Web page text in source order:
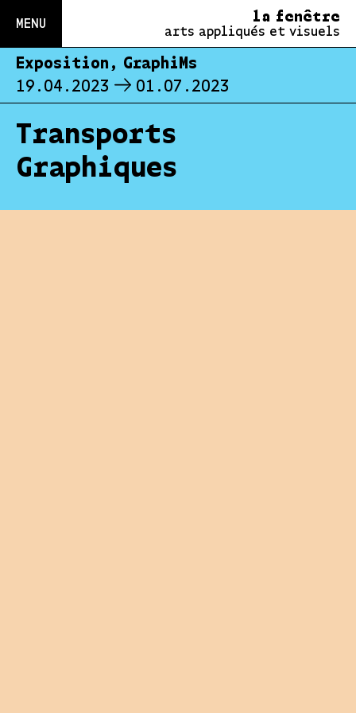
MENU la fenêtre
arts appliqués et visuels
Exposition, GraphiMs
19.04.2023
01.07.2023
Transports
Graphiques